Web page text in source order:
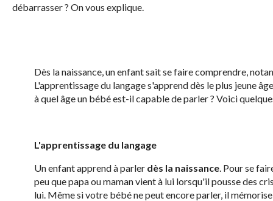
débarrasser ? On vous explique.
Dès la naissance, un enfant sait se faire comprendre,
L'apprentissage du langage s'apprend dès le plus jeune
à quel âge un bébé est-il capable de parler ? Voici
L'apprentissage du langage
Un enfant apprend à parler dès la naissance. Pour se
peu que papa ou maman vient à lui lorsqu'il pousse des
lui. Même si votre bébé ne peut encore parler, il